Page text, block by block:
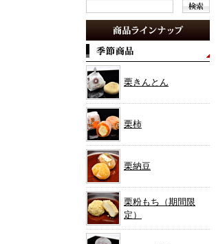
栗きんとん
栗柿
栗納豆
栗粉もち（期間限
定）